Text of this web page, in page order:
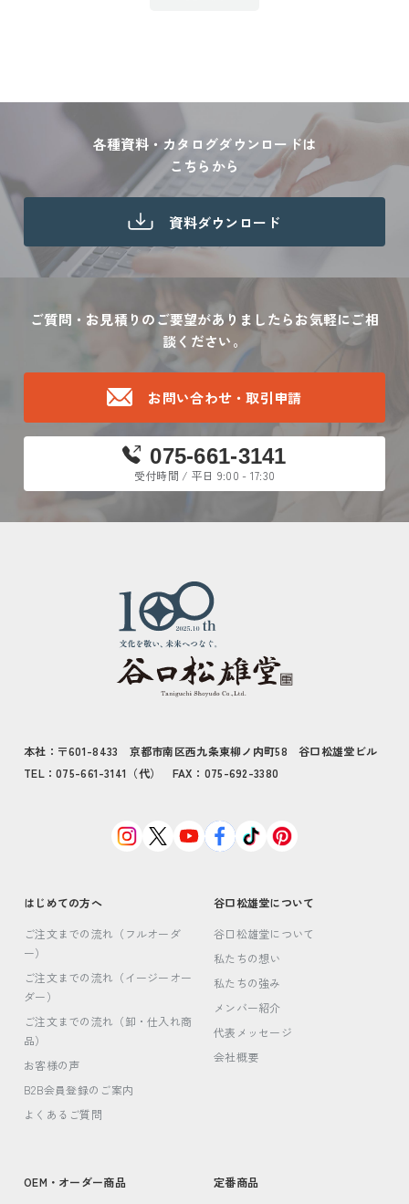
各種資料・カタログダウンロードは
こちらから
資料ダウンロード
ご質問・お見積りのご要望がありましたらお気軽にご相
談ください。
お問い合わせ・取引申請
075-661-3141
受付時間 / 平日 9:00 - 17:30
本社：〒601-8433 京都市南区西九条東柳ノ内町58 谷口松雄堂ビル
TEL：075-661-3141（代） FAX：075-692-3380
はじめての方へ
ご注文までの流れ（フルオーダ
ー）
ご注文までの流れ（イージーオー
ダー）
ご注文までの流れ（卸・仕入れ商
品）
お客様の声
B2B会員登録のご案内
よくあるご質問
谷口松雄堂について
谷口松雄堂について
私たちの想い
私たちの強み
メンバー紹介
代表メッセージ
会社概要
OEM・オーダー商品 定番商品